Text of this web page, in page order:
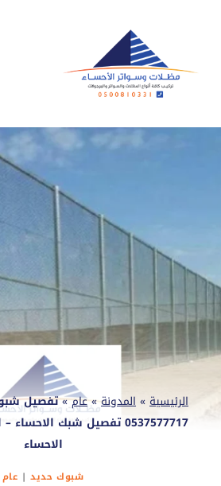
الرئيسية » المدونة»عام»تفصيل
0537577717 تفصيل شبك
الاحساء
شبوك حديد| عام